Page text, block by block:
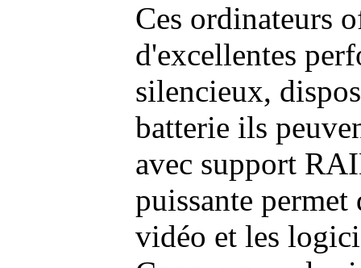
Ces ordinateurs
d'excellentes
silencieux,
batterie ils
avec support
puissante permet
vidéo et les